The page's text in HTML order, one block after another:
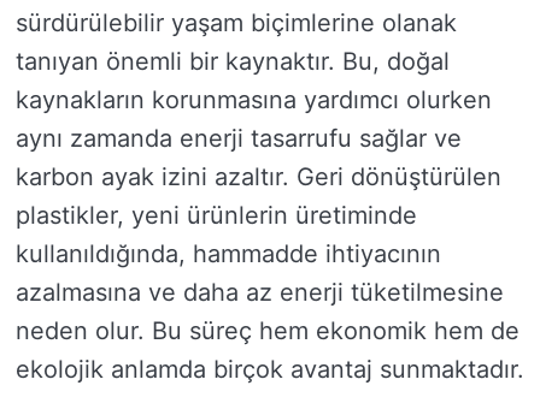
sürdürülebilir yaşam biçimlerine olanak
tanıyan önemli bir kaynaktır. Bu, doğal
kaynakların korunmasına yardımcı olurken
aynı zamanda enerji tasarrufu sağlar ve
karbon ayak izini azaltır. Geri dönüştürülen
plastikler, yeni ürünlerin üretiminde
kullanıldığında, hammadde ihtiyacının
azalmasına ve daha az enerji tüketilmesine
neden olur. Bu süreç hem ekonomik hem de
ekolojik anlamda birçok avantaj sunmaktadır.